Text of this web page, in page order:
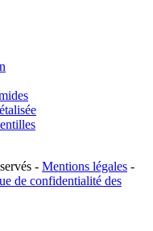
- Mentions légales -
de confidentialité des